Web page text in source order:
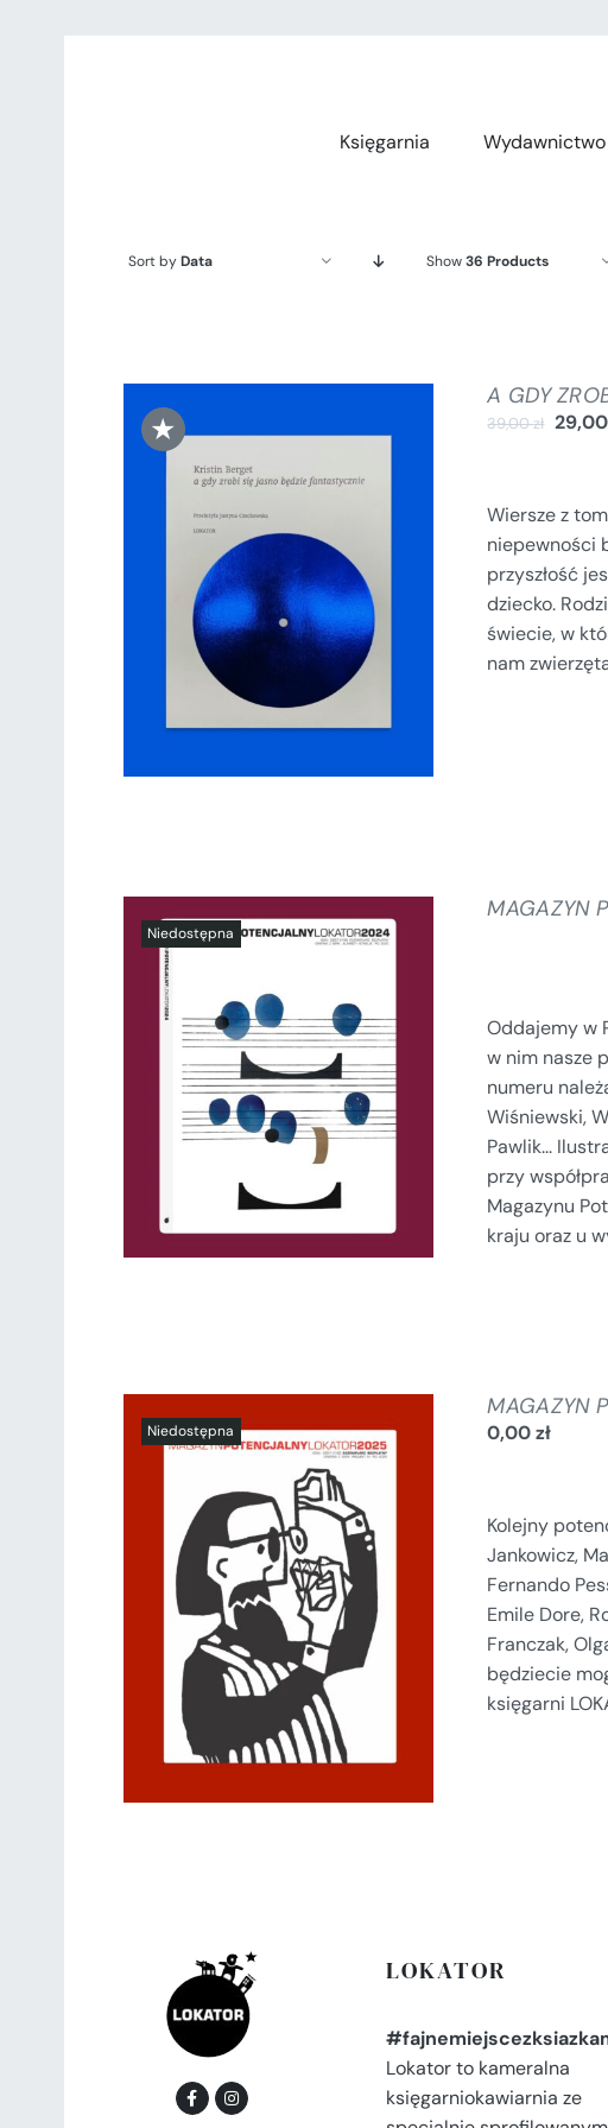
Księgarnia
Wydawnictwo
Sort byData Show36 Products
★
DODAJ DO KOSZYKA
/
SZCZEGÓŁY
A GDY
39,00zł
Wiersze z
niepewności
przyszłość
dziecko.
świecie, w
nam
SZCZEGÓŁY
MAGAZYN
Oddajemy w
w nim nasze
numeru
Wiśniewski,
Pawlik...
przy
Magazynu
kraju oraz u
SZCZEGÓŁY
MAGAZYN
0,00zł
Kolejny
Jankowicz,
Fernando
Emile Dore,
Franczak,
będziecie
księgarni
LOKATOR
Lokator to kameralna
księgarniokawiarnia ze